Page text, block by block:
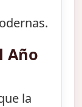
Año
la